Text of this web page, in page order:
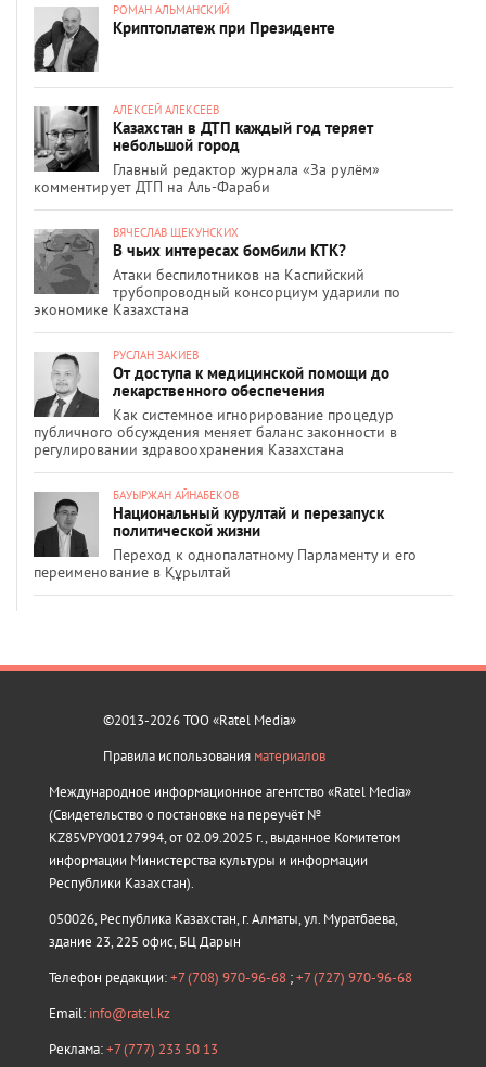
РОМАН АЛЬМАНСКИЙ
Криптоплатеж при Президенте
АЛЕКСЕЙ АЛЕКСЕЕВ
Казахстан в ДТП каждый год теряет
небольшой город
Главный редактор журнала «За рулём»
комментирует ДТП на Аль-Фараби
ВЯЧЕСЛАВ ЩЕКУНСКИХ
В чьих интересах бомбили КТК?
Атаки беспилотников на Каспийский
трубопроводный консорциум ударили по
экономике Казахстана
РУСЛАН ЗАКИЕВ
От доступа к медицинской помощи до
лекарственного обеспечения
Как системное игнорирование процедур
публичного обсуждения меняет баланс законности в
регулировании здравоохранения Казахстана
БАУЫРЖАН АЙНАБЕКОВ
Национальный курултай и перезапуск
политической жизни
Переход к однопалатному Парламенту и его
переименование в Құрылтай
©2013-2026 ТОО «Ratel Media»
Правила использования материалов
Международное информационное агентство «Ratel Media»
(Свидетельство о постановке на переучёт №
KZ85VPY00127994, от 02.09.2025 г., выданное Комитетом
информации Министерства культуры и информации
Республики Казахстан).
050026, Республика Казахстан, г. Алматы, ул. Муратбаева,
здание 23, 225 офис, БЦ Дарын
Телефон редакции:+7 (708) 970-96-68 ;+7 (727) 970-96-68
Email: info@ratel.kz
Реклама:+7 (777) 233 50 13